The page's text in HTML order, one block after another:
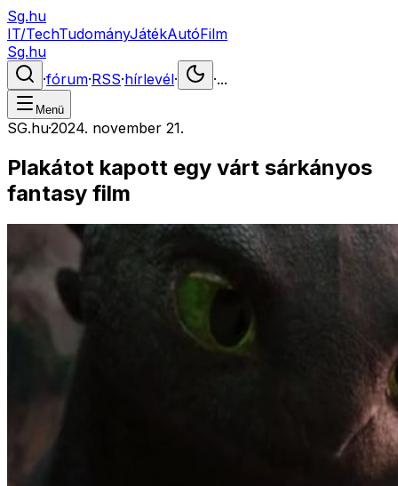
Sg.hu
IT/TechTudományJátékAutóFilm
Sg.hu
·fórum·RSS·hírlevél· ·...
Menü
SG.hu·2024. november 21.
Plakátot kapott egy várt sárkányos
fantasy film